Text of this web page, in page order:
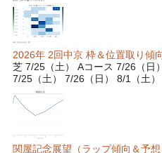
2026年 2回中京 枠＆位置取り傾
芝 7/25（土） Aコース 7/26（日
7/25（土） 7/26（日） 8/1（土）
関屋記念展望（ラップ傾向＆予